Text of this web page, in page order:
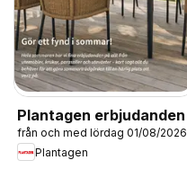
Plantagen erbjudanden
från och med lördag 01/08/2026
Plantagen